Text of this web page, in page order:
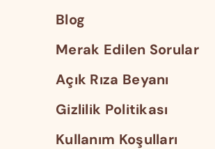
Blog
Merak Edilen Sorular
Açık Rıza Beyanı
Gizlilik Politikası
Kullanım Koşulları